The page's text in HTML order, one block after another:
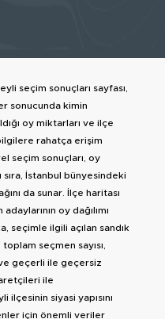
seçim sonuçları sayfası,
sonucunda kimin
oy miktarları ve ilçe
rahatça erişim
seçim sonuçları, oy
sıra, İstanbul bünyesindeki
da sunar. İlçe haritası
oy dağılımı
seçimle ilgili açılan sandık
seçmen sayısı,
ve geçerli ile geçersiz
ile
ilçesinin siyasi yapısını
için önemli veriler